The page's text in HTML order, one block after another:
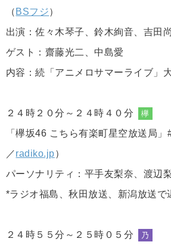
（ BSフジ）
出演：佐々木琴子、鈴木絢音、吉田
ゲスト：齋藤光二、中島愛
内容：続「アニメロサマーライブ」
２４時２０分～２４時４０分 欅
「欅坂46 こちら有楽町星空放送局」
／radiko.jp）
パーソナリティ：平手友梨奈、渡辺
*ラジオ福島、秋田放送、新潟放送で
２４時５５分～２５時０５分 乃